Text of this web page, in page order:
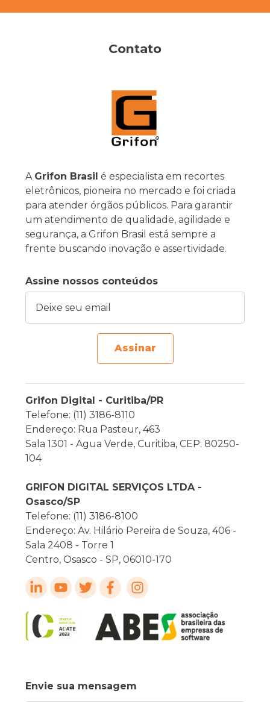
Contato
A Grifon Brasil é especialista em recortes
eletrônicos, pioneira no mercado e foi criada
para atender órgãos públicos. Para garantir
um atendimento de qualidade, agilidade e
segurança, a Grifon Brasil está sempre a
frente buscando inovação e assertividade.
Assine nossos conteúdos
Assinar
Grifon Digital - Curitiba/PR
Telefone: (11) 3186-8110
Endereço: Rua Pasteur, 463
Sala 1301 - Agua Verde, Curitiba, CEP: 80250-
104
GRIFON DIGITAL SERVIÇOS LTDA -
Osasco/SP
Telefone: (11) 3186-8100
Endereço: Av. Hilário Pereira de Souza, 406 -
Sala 2408 - Torre 1
Centro, Osasco - SP, 06010-170
Envie sua mensagem